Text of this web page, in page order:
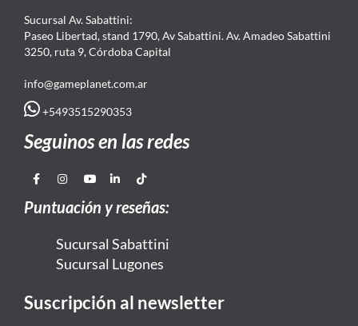
Sucursal Av. Sabattini:
Paseo Libertad, stand 1790, Av Sabattini. Av. Amadeo Sabattini
3250, ruta 9, Córdoba Capital
info@gameplanet.com.ar
+5493515290353
Seguinos en las redes
Puntuación y reseñas:
Sucursal Sabattini
Sucursal Lugones
Suscripción al newsletter